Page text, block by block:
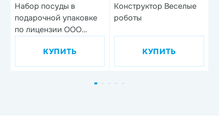
Набор посуды в
подарочной упаковке
по лицензии ООО
дизайн 1, 3 предмета,
фарфор
КУПИТЬ
Конструктор Веселые
роботы
КУПИТЬ